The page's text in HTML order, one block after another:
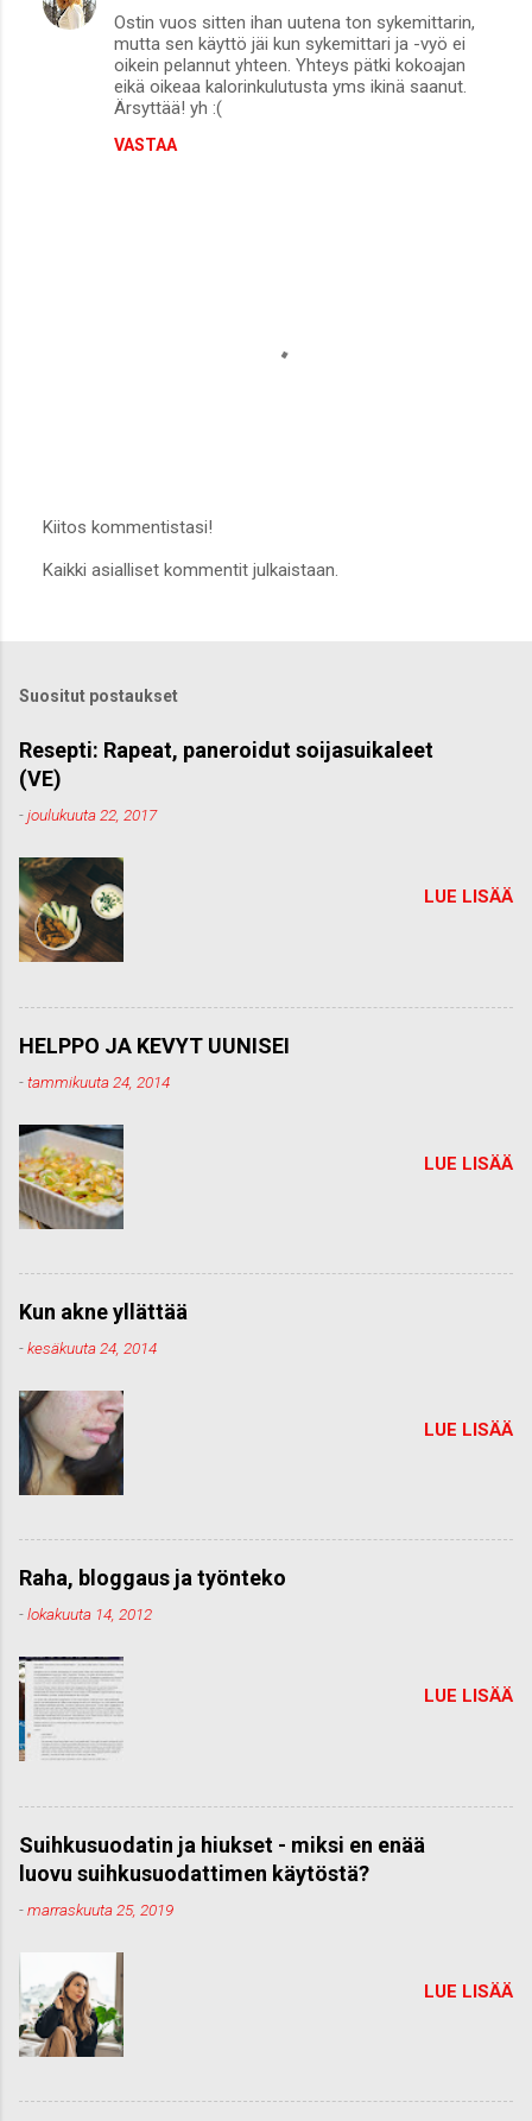
Ostin vuos sitten ihan uutena ton sykemittarin,
mutta sen käyttö jäi kun sykemittari ja -vyö ei
oikein pelannut yhteen. Yhteys pätki kokoajan
eikä oikeaa kalorinkulutusta yms ikinä saanut.
Ärsyttää! yh :(
VASTAA
ä
o
m
e
n
t
Kiitos kommentistasi!
Kaikki asialliset kommentit julkaistaan.
Suositut postaukset
Resepti: Rapeat, paneroidut soijasuikaleet
(VE)
-joulukuuta 22, 2017
LUE LISÄÄ
HELPPO JA KEVYT UUNISEI
-tammikuuta 24, 2014
LUE LISÄÄ
Kun akne yllättää
-kesäkuuta 24, 2014
LUE LISÄÄ
Raha, bloggaus ja työnteko
-lokakuuta 14, 2012
LUE LISÄÄ
Suihkusuodatin ja hiukset - miksi en enää
luovu suihkusuodattimen käytöstä?
-marraskuuta 25, 2019
LUE LISÄÄ